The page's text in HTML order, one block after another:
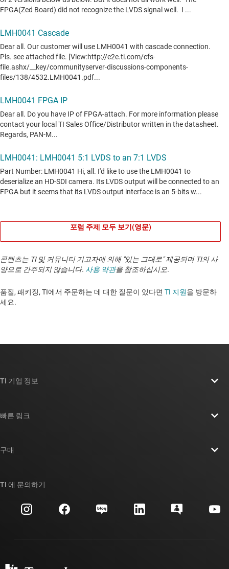
포럼 주제 모두 보기(영문)
콘텐츠는 TI 및 커뮤니티 기고자에 의해 "있는 그대로" 제공되며 TI의 사
양으로 간주되지 않습니다. 사용 약관을 참조하십시오.
품질, 패키징, TI에서 주문하는 데 대한 질문이 있다면 TI 지원을 방문하
세요. ​​​​​​​​​​​​​​
TI 기업 정보
투자 관계
제조
빠른 링크
대체품 검색
고객 지원 센터
구매
주문 FAQ
TI 에 문의하기